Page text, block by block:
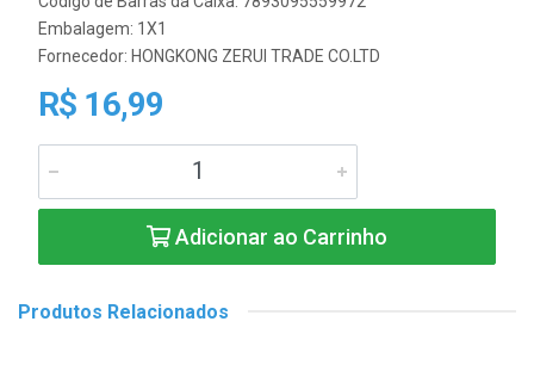
Embalagem: 1X1
Fornecedor: HONGKONG ZERUI TRADE CO.LTD
R$ 16,99
Adicionar ao Carrinho
Produtos Relacionados